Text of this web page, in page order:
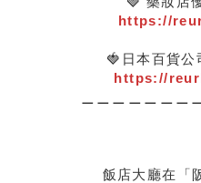
https://
🍓日本百貨公
https://
飯店大廳在「